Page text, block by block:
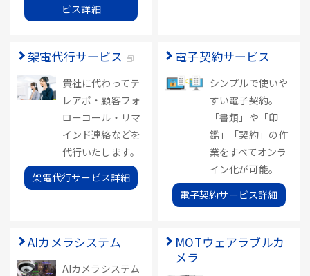
ビス詳細
架電代行サービス
貴社に代わってテ
レアポ・顧客フォ
ローコール・リマ
インド連絡などを
代行いたします。
架電代行サービス詳細
電子契約サービス
シンプルで使いや
すい電子契約。
「書類」や「印
鑑」「契約」の作
業をすべてオンラ
イン化が可能。
電子契約サービス詳細
AIカメラシステム
AIカメラシステム
MOTウェアラブルカ
メラ